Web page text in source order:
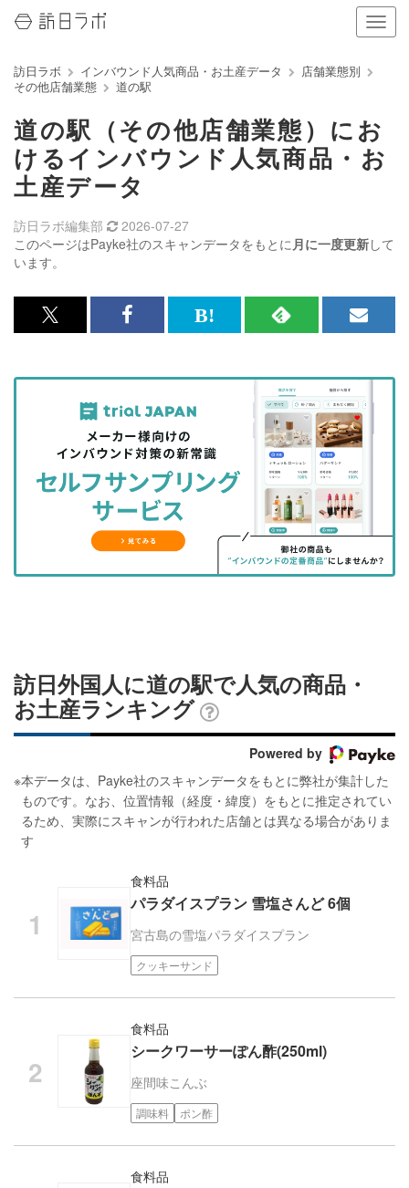
ナ
ビ
ン
の
表
り
る
訪日ラボ インバウンド人気商品・お土産データ
店舗業態別
その他店舗業態
道の駅
道の駅（その他店舗業態）にお
けるインバウンド人気商品・お
土産データ
このページはPayke社のスキャンデータをもとに月に一度更新して
います。
訪日ラボ編集部 2026-07-27
x<br>
記
を
シ
ェ
る
Facebook<br>
記
事
を
シ
ェ
ア
す
る
は
な
ッ
ク
マ
に
RSS
記
事
を
購
読
す
る
メ
マ
ガ
登
録
す
る
訪日外国人に道の駅で人気の商品・
お土産ランキング
Powered by
※本データは、Payke社のスキャンデータをもとに弊社が集計した
ものです。なお、位置情報（経度・緯度）をもとに推定されてい
るため、実際にスキャンが行われた店舗とは異なる場合がありま
す
食料品
パラダイスプラン 雪塩さんど 6個
宮古島の雪塩パラダイスプラン
クッキーサンド
食料品
シークワーサーぽん酢(250ml)
座間味こんぶ
調味料 ポン酢
食料品